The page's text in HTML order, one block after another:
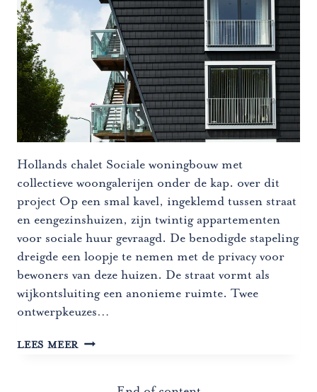
Hollands chalet Sociale woningbouw met
collectieve woongalerijen onder de kap. over dit
project Op een smal kavel, ingeklemd tussen straat
en eengezinshuizen, zijn twintig appartementen
voor sociale huur gevraagd. De benodigde stapeling
dreigde een loopje te nemen met de privacy voor
bewoners van deze huizen. De straat vormt als
wijkontsluiting een anonieme ruimte. Twee
ontwerpkeuzes…
LEES MEER HOLLANDS